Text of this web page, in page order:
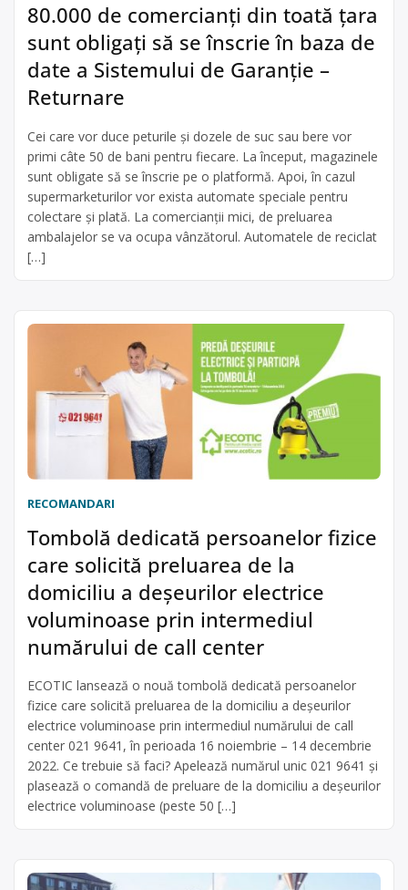
80.000 de comercianți din toată țara
sunt obligați să se înscrie în baza de
date a Sistemului de Garanție –
Returnare
Cei care vor duce peturile și dozele de suc sau bere vor
primi câte 50 de bani pentru fiecare. La început, magazinele
sunt obligate să se înscrie pe o platformă. Apoi, în cazul
supermarketurilor vor exista automate speciale pentru
colectare și plată. La comercianții mici, de preluarea
ambalajelor se va ocupa vânzătorul. Automatele de reciclat
[…]
RECOMANDARI
Tombolă dedicată persoanelor fizice
care solicită preluarea de la
domiciliu a deșeurilor electrice
voluminoase prin intermediul
numărului de call center
ECOTIC lansează o nouă tombolă dedicată persoanelor
fizice care solicită preluarea de la domiciliu a deșeurilor
electrice voluminoase prin intermediul numărului de call
center 021 9641, în perioada 16 noiembrie – 14 decembrie
2022. Ce trebuie să faci? Apelează numărul unic 021 9641 și
plasează o comandă de preluare de la domiciliu a deșeurilor
electrice voluminoase (peste 50 […]